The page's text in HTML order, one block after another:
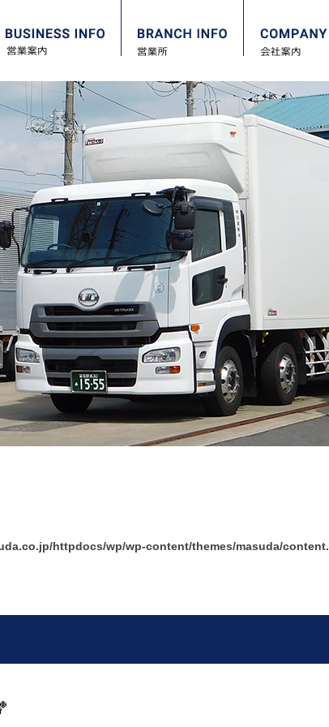
httpdocs/wp/wp-content/themes/masuda/content.